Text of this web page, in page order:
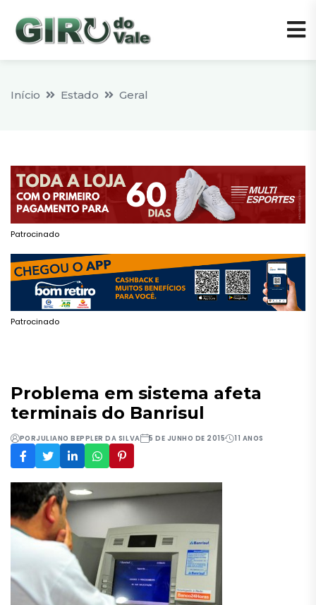
Início Estado Geral
Patrocinado
Patrocinado
Problema em sistema afeta
terminais do Banrisul
PORJULIANO BEPPLER DA SILVA 5 DE JUNHO DE 2015 11 ANOS